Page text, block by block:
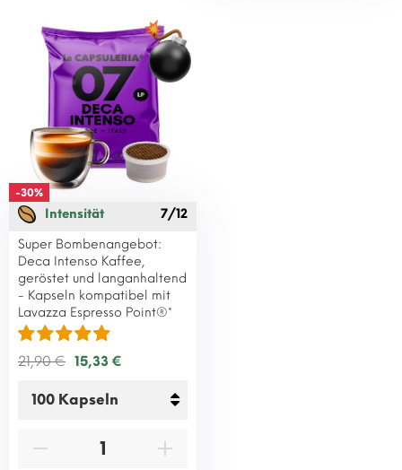
-30%
Intensität
7/12
Super Bombenangebot:
Deca Intenso Kaffee,
geröstet und langanhaltend
- Kapseln kompatibel mit
Lavazza Espresso Point®*
21,90 € 15,33 €